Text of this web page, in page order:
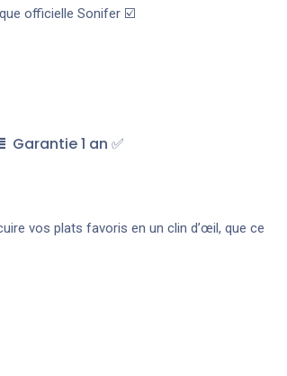
officielle Sonifer ☑️
Garantie 1 an ✅
vos plats favoris en un clin d’œil, que ce